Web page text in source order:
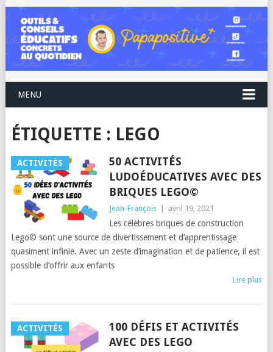
MENU
ÉTIQUETTE : LEGO
ACTIVITÉS
50 ACTIVITÉS
LUDOÉDUCATIVES AVEC DES
BRIQUES LEGO©
Jean-François avril 19, 2021
Les célèbres briques de construction
Lego© sont une source de divertissement et d’apprentissage
quasiment infinie. Avec un zeste d’imagination et de patience, il est
possible d’offrir aux enfants
Lire plus
ACTIVITÉS
100 DÉFIS ET ACTIVITÉS
AVEC DES LEGO